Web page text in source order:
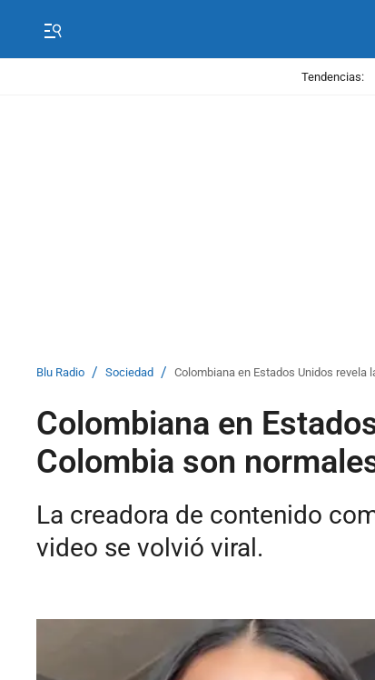
Tendencias:
Blu Radio / Sociedad / Colombiana en Estados Unidos revela
Colombiana en
Colombia son
La creadora de contenido
video se volvió viral.